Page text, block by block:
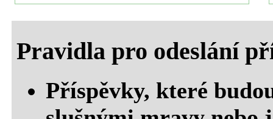
Pravidla pro odeslání
Příspěvky, které